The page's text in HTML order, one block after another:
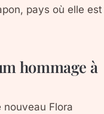
pays où elle est
hommage à
nouveau Flora